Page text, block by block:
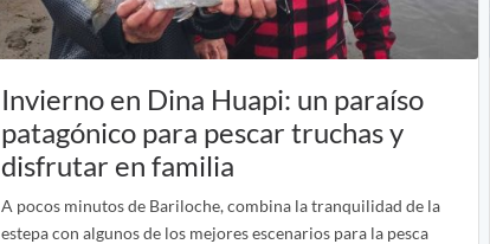
Invierno en Dina Huapi: un paraíso
patagónico para pescar truchas y
disfrutar en familia
A pocos minutos de Bariloche, combina la tranquilidad de la
estepa con algunos de los mejores escenarios para la pesca